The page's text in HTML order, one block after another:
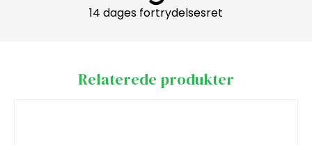
14 dages fortrydelsesret
Relaterede produkter